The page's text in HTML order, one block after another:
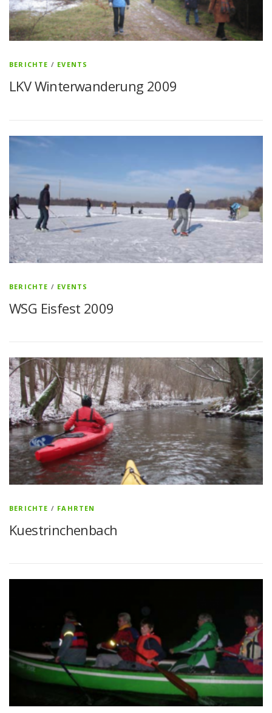
BERICHTE / EVENTS
LKV Winterwanderung 2009
BERICHTE / EVENTS
WSG Eisfest 2009
BERICHTE / FAHRTEN
Kuestrinchenbach